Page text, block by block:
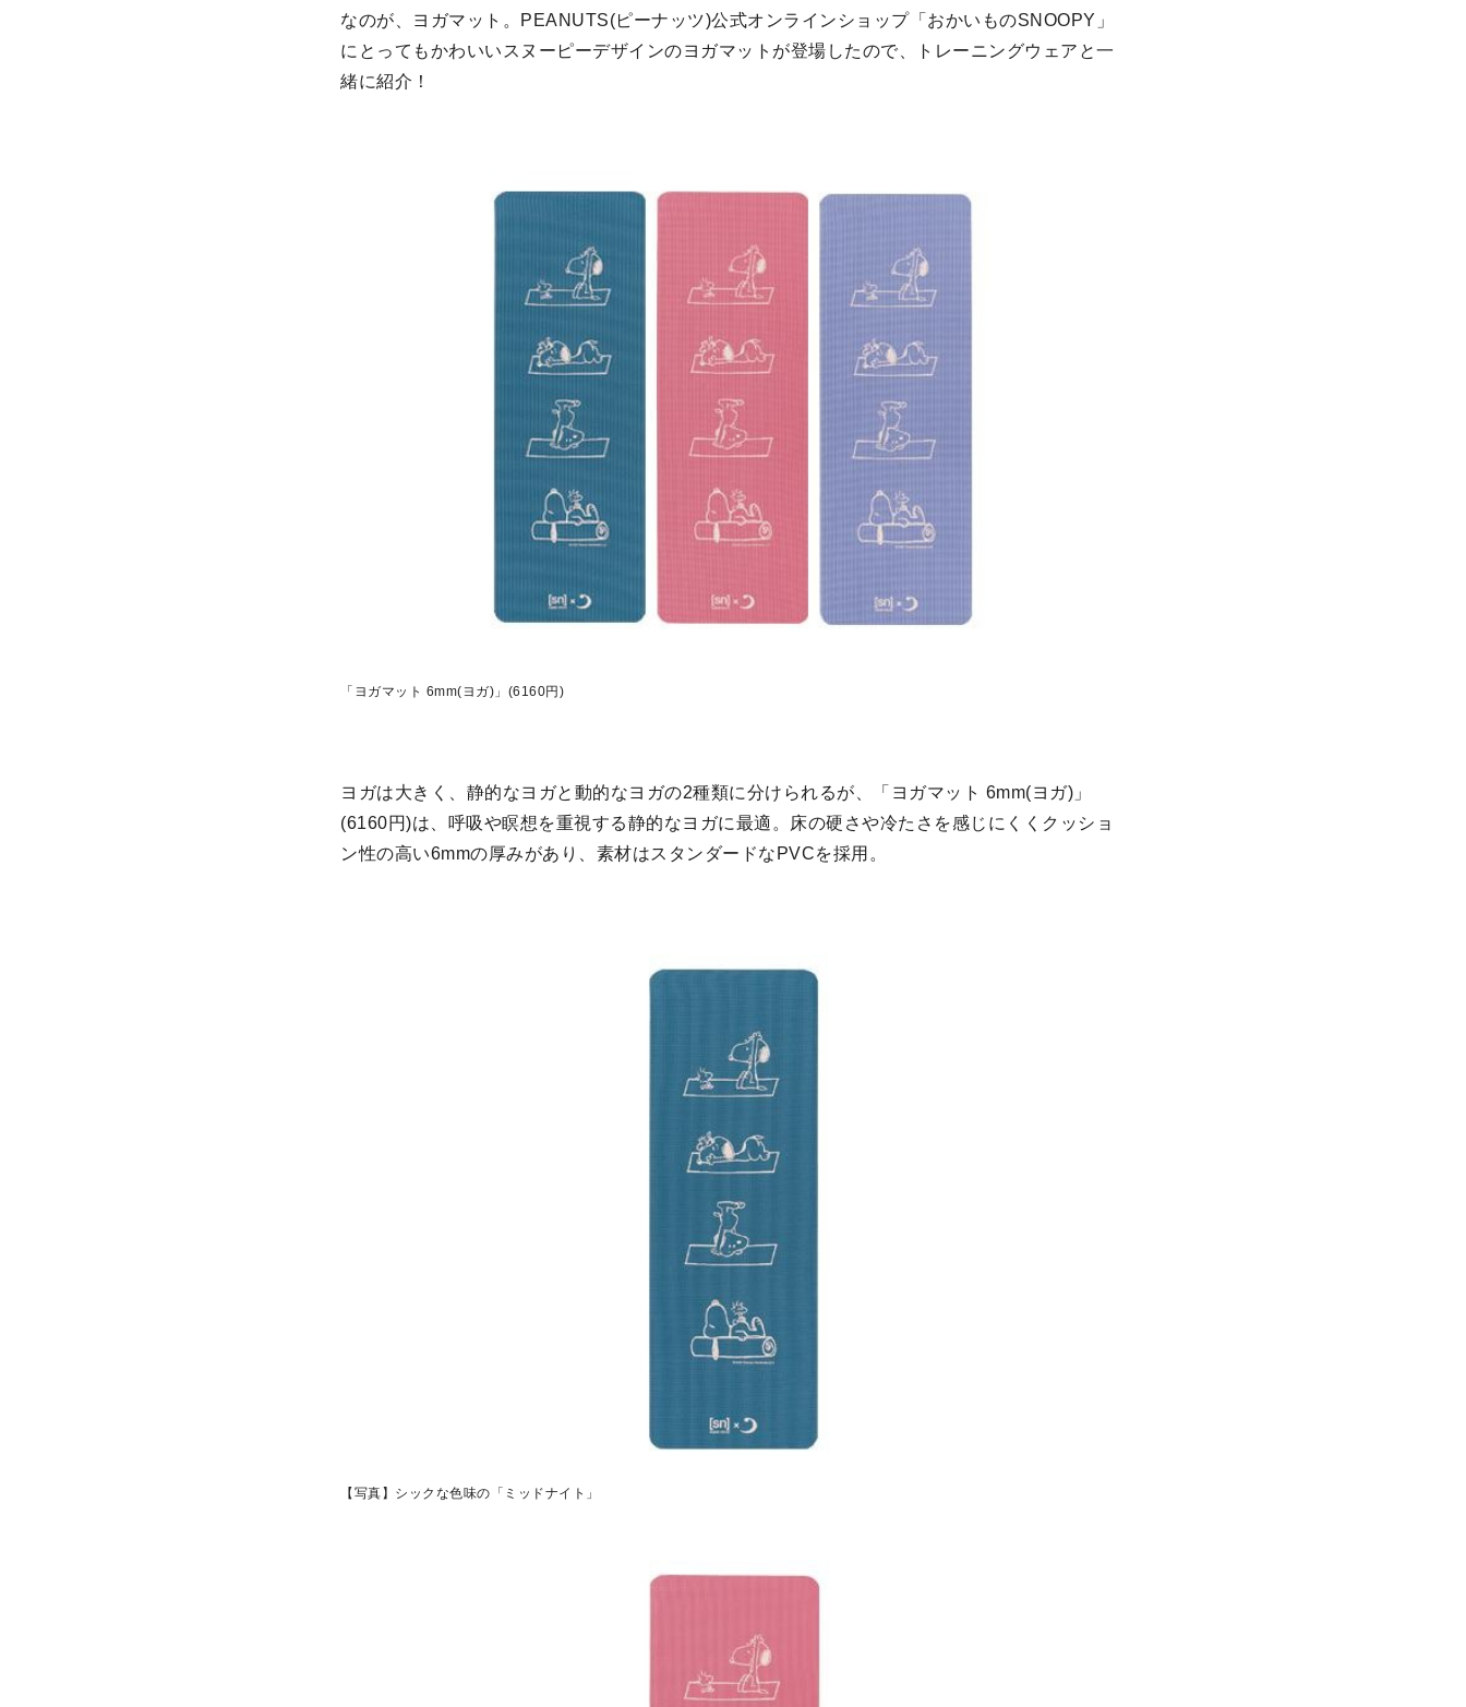
なのが、ヨガマット。PEANUTS(ピーナッツ)公式オンラインショップ「おかいものSNOOPY」
にとってもかわいいスヌーピーデザインのヨガマットが登場したので、トレーニングウェアと一
緒に紹介！
「ヨガマット 6mm(ヨガ)」(6160円)
ヨガは大きく、静的なヨガと動的なヨガの2種類に分けられるが、「ヨガマット 6mm(ヨガ)」
(6160円)は、呼吸や瞑想を重視する静的なヨガに最適。床の硬さや冷たさを感じにくくクッショ
ン性の高い6mmの厚みがあり、素材はスタンダードなPVCを採用。
【写真】シックな色味の「ミッドナイト」